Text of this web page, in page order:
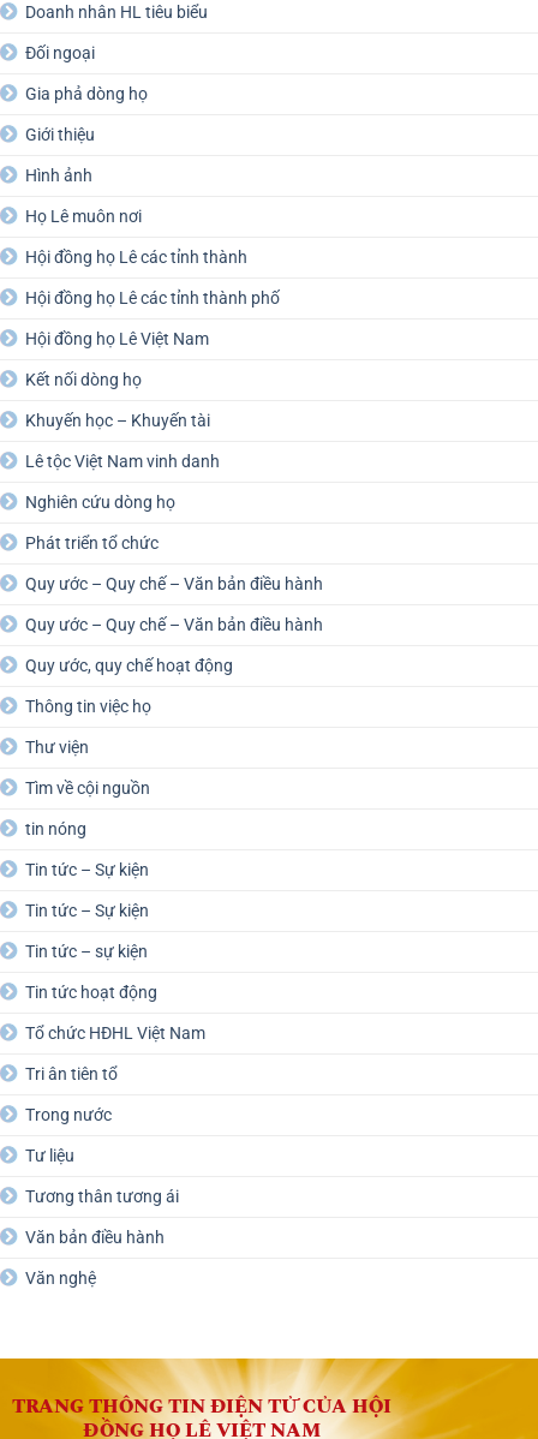
Doanh nhân HL tiêu biểu
Đối ngoại
Gia phả dòng họ
Giới thiệu
Hình ảnh
Họ Lê muôn nơi
Hội đồng họ Lê các tỉnh thành
Hội đồng họ Lê các tỉnh thành phố
Hội đồng họ Lê Việt Nam
Kết nối dòng họ
Khuyến học – Khuyến tài
Lê tộc Việt Nam vinh danh
Nghiên cứu dòng họ
Phát triển tổ chức
Quy ước – Quy chế – Văn bản điều hành
Quy ước – Quy chế – Văn bản điều hành
Quy ước, quy chế hoạt động
Thông tin việc họ
Thư viện
Tìm về cội nguồn
tin nóng
Tin tức – Sự kiện
Tin tức – Sự kiện
Tin tức – sự kiện
Tin tức hoạt động
Tổ chức HĐHL Việt Nam
Tri ân tiên tổ
Trong nước
Tư liệu
Tương thân tương ái
Văn bản điều hành
Văn nghệ
TRANG THÔNG TIN ĐIỆN TỬ CỦA HỘI
ĐỒNG HỌ LÊ VIỆT NAM